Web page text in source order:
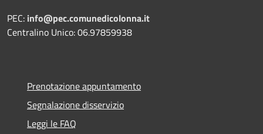
PEC: info@pec.comunedicolonna.it
Centralino Unico: 06.97859938
Prenotazione appuntamento
Segnalazione disservizio
Leggi le FAQ